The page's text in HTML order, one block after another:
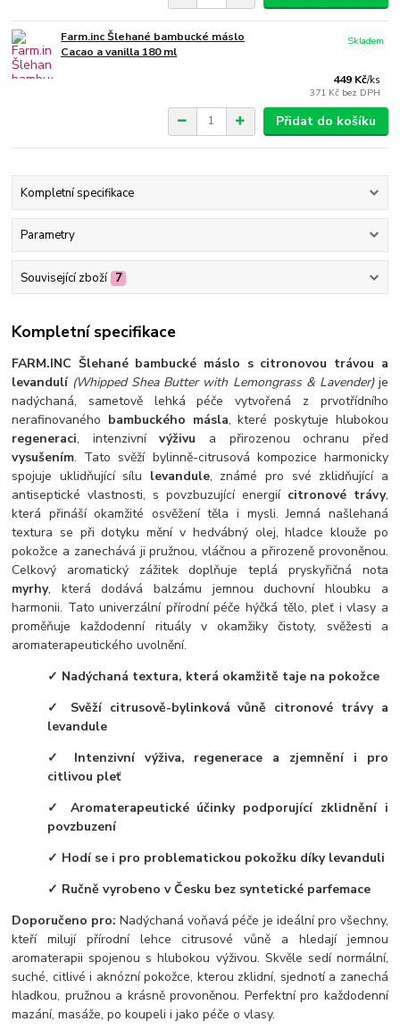
Farm.inc Šlehané bambucké máslo
Cacao a vanilla 180 ml
449 Kč/ks
371 Kč bez DPH
Skladem
Přidat do košíku
Kompletní specifikace
Parametry
Související zboží 7
Kompletní specifikace
FARM.INC Šlehané bambucké máslo s citronovou trávou a
levandulí (Whipped Shea Butter with Lemongrass & Lavender)je
nadýchaná, sametově lehká péče vytvořená z prvotřídního
nerafinovaného bambuckého másla, které poskytuje hlubokou
regeneraci, intenzivnívýživu a přirozenou ochranu před
vysušením. Tato svěží bylinně-citrusová kompozice harmonicky
spojuje uklidňující sílu levandule, známé pro své zklidňující a
antiseptické vlastnosti, s povzbuzující energií citronové trávy,
která přináší okamžité osvěžení těla i mysli. Jemná našlehaná
textura se při dotyku mění v hedvábný olej, hladce klouže po
pokožce a zanechává ji pružnou, vláčnou a přirozeně provoněnou.
Celkový aromatický zážitek doplňuje teplá pryskyřičná nota
myrhy, která dodává balzámu jemnou duchovní hloubku a
harmonii. Tato univerzální přírodní péče hýčká tělo, pleť i vlasy a
proměňuje každodenní rituály v okamžiky čistoty, svěžesti a
aromaterapeutického uvolnění.
✓ Nadýchaná textura, která okamžitě taje na pokožce
✓ Svěží citrusově-bylinková vůně citronové trávy a
levandule
✓ Intenzivní výživa, regenerace a zjemnění i pro
citlivou pleť
✓ Aromaterapeutické účinky podporující zklidnění i
povzbuzení
✓ Hodí se i pro problematickou pokožku díky levanduli
✓ Ručně vyrobeno v Česku bez syntetické parfemace
Doporučeno pro: Nadýchaná voňavá péče je ideální pro všechny,
kteří milují přírodní lehce citrusové vůně a hledají jemnou
aromaterapii spojenou s hlubokou výživou. Skvěle sedí normální,
suché, citlivé i aknózní pokožce, kterou zklidní, sjednotí a zanechá
hladkou, pružnou a krásně provoněnou. Perfektní pro každodenní
mazání, masáže, po koupeli i jako péče o vlasy.